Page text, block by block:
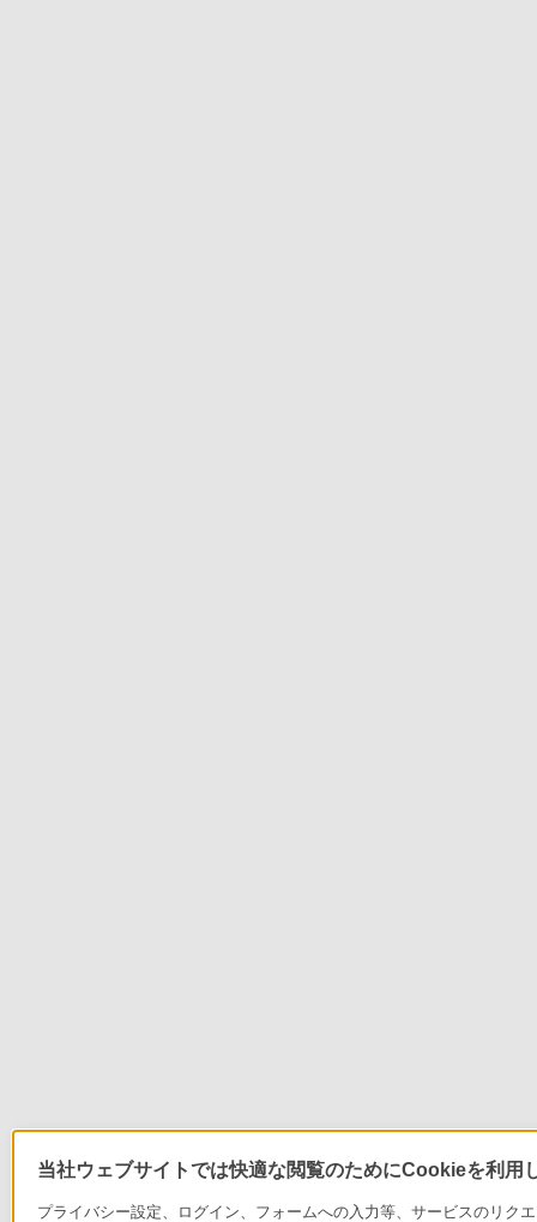
当社ウェブサイトでは快適な閲覧のためにCookieを利用
プライバシー設定、ログイン、フォームへの入力等、サービスのリク